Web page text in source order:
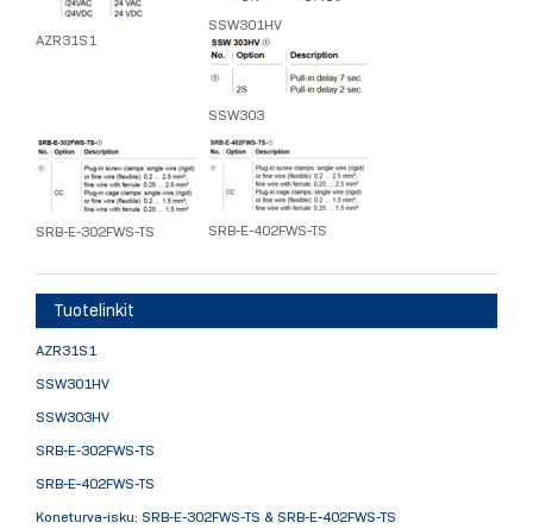
AZR31S1
SSW301HV
SSW303
SRB-E-302FWS-TS SRB-E-402FWS-TS
Tuotelinkit
AZR31S1
SSW301HV
SSW303HV
SRB-E-302FWS-TS
SRB-E-402FWS-TS
Koneturva-isku: SRB-E-302FWS-TS & SRB-E-402FWS-TS